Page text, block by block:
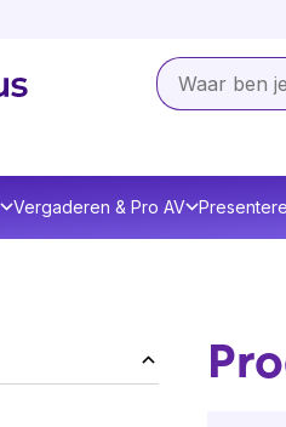
Vergaderen & Pro AV